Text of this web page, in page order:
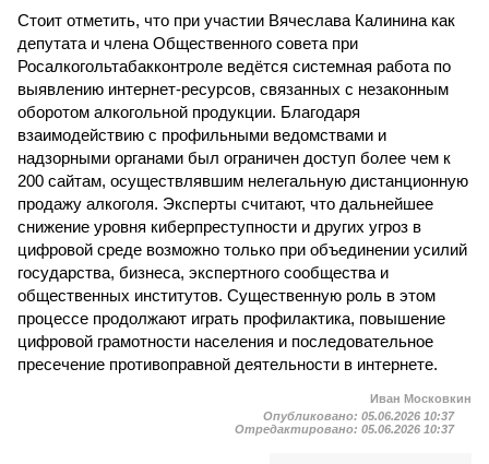
Стоит отметить, что при участии Вячеслава Калинина как
депутата и члена Общественного совета при
Росалкогольтабакконтроле ведётся системная работа по
выявлению интернет-ресурсов, связанных с незаконным
оборотом алкогольной продукции. Благодаря
взаимодействию с профильными ведомствами и
надзорными органами был ограничен доступ более чем к
200 сайтам, осуществлявшим нелегальную дистанционную
продажу алкоголя. Эксперты считают, что дальнейшее
снижение уровня киберпреступности и других угроз в
цифровой среде возможно только при объединении усилий
государства, бизнеса, экспертного сообщества и
общественных институтов. Существенную роль в этом
процессе продолжают играть профилактика, повышение
цифровой грамотности населения и последовательное
пресечение противоправной деятельности в интернете.
Иван Московкин
Опубликовано: 05.06.2026 10:37
Отредактировано: 05.06.2026 10:37